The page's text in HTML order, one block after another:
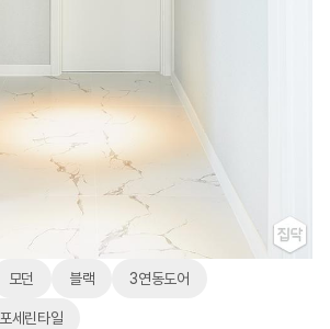
모던 블랙 3연동도어
포세린타일